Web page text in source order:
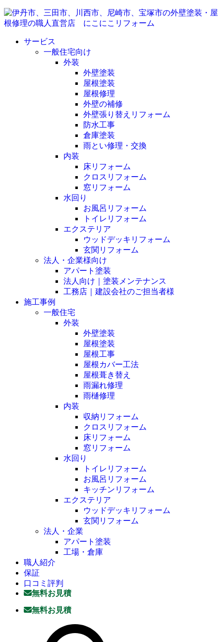
サービス
一般住宅向け
外装
外壁塗装
屋根塗装
屋根修理
外壁の補修
外壁張り替えリフォーム
防水工事
倉庫塗装
雨とい修理・交換
内装
床リフォーム
クロスリフォーム
窓リフォーム
水回り
お風呂リフォーム
トイレリフォーム
エクステリア
ウッドデッキリフォーム
玄関リフォーム
法人・企業様向け
アパート塗装
法人向け｜塗装メンテナンス
工務店｜建設会社のご担当者様
施工事例
一般住宅
外装
外壁塗装
屋根塗装
屋根工事
屋根カバー工法
屋根葺き替え
雨漏れ修理
雨樋修理
内装
収納リフォーム
クロスリフォーム
床リフォーム
窓リフォーム
水回り
トイレリフォーム
お風呂リフォーム
キッチンリフォーム
エクステリア
ウッドデッキリフォーム
玄関リフォーム
法人・企業
アパート塗装
工場・倉庫
職人紹介
保証
口コミ評判
無料お見積
無料お見積